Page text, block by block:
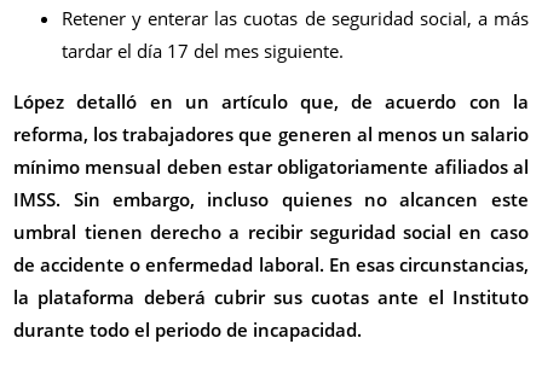
Retener y enterar las cuotas de seguridad social, a más
tardar el día 17 del mes siguiente.
López detalló en un artículo que, de acuerdo con la
reforma, los trabajadores que generen al menos un salario
mínimo mensual deben estar obligatoriamente afiliados al
IMSS. Sin embargo, incluso quienes no alcancen este
umbral tienen derecho a recibir seguridad social en caso
de accidente o enfermedad laboral. En esas circunstancias,
la plataforma deberá cubrir sus cuotas ante el Instituto
durante todo el periodo de incapacidad.